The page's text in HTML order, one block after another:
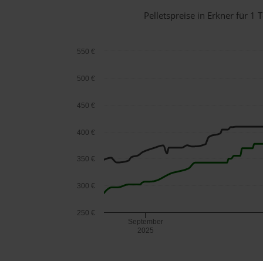
Pelletspreise in Erkner für 1
September
2025
250 €
300 €
350 €
400 €
450 €
500 €
550 €